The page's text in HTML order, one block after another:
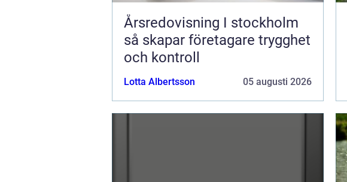
Årsredovisning I stockholm
så skapar företagare trygghet
och kontroll
Lotta Albertsson 05 augusti 2026